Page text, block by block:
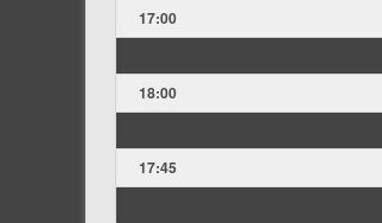
17:00
18:00
17:45